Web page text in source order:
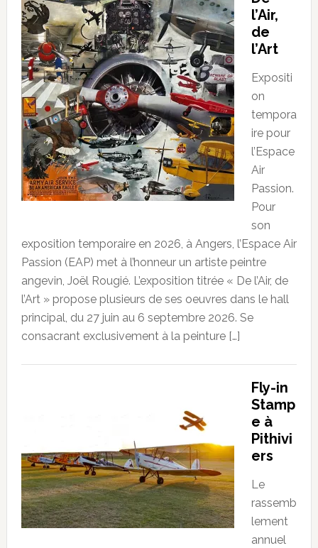
l’Air,
de
l’Art
Expositi
on
tempora
ire pour
l’Espace
Air
Passion.
Pour
son
exposition temporaire en 2026, à Angers, l’Espace Air
Passion (EAP) met à l’honneur un artiste peintre
angevin, Joël Rougié. L’exposition titrée « De l’Air, de
l’Art » propose plusieurs de ses oeuvres dans le hall
principal, du 27 juin au 6 septembre 2026. Se
consacrant exclusivement à la peinture […]
Fly-in
Stamp
e à
Pithivi
ers
Le
rassemb
lement
annuel